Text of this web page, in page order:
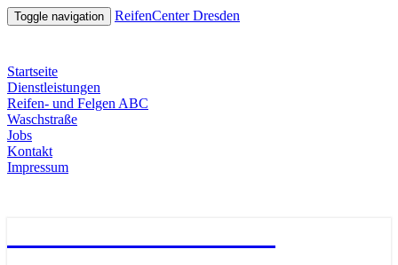
Toggle navigation ReifenCenter Dresden
Startseite
Dienstleistungen
Reifen- und Felgen ABC
Waschstraße
Jobs
Kontakt
Impressum